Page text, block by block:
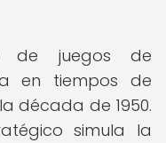
de juegos de
en tiempos de
década de 1950.
simula la